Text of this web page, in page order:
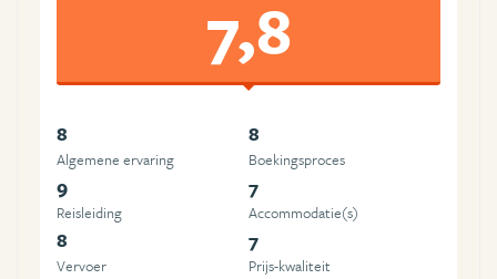
7,8
8
Algemene ervaring
8
Boekingsproces
9
Reisleiding
7
Accommodatie(s)
8
Vervoer
7
Prijs-kwaliteit